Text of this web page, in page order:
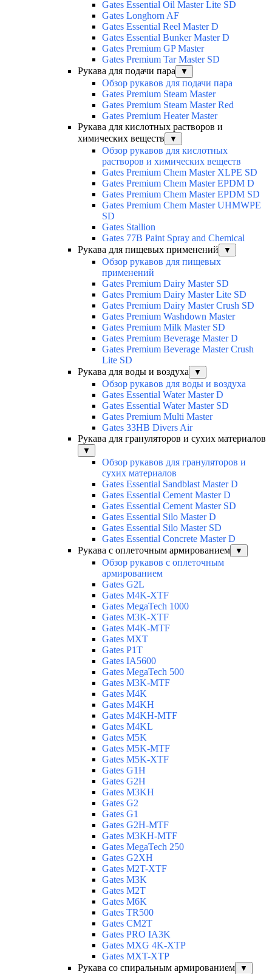
Gates Essential Oil Master Lite SD
Gates Longhorn AF
Gates Essential Reel Master D
Gates Essential Bunker Master D
Gates Premium GP Master
Gates Premium Tar Master SD
Рукава для подачи пара
▼
Обзор рукавов для подачи пара
Gates Premium Steam Master
Gates Premium Steam Master Red
Gates Premium Heater Master
Рукава для кислотных растворов и
химических веществ
▼
Обзор рукавов для кислотных
растворов и химических веществ
Gates Premium Chem Master XLPE SD
Gates Premium Chem Master EPDM D
Gates Premium Chem Master EPDM SD
Gates Premium Chem Master UHMWPE
SD
Gates Stallion
Gates 77B Paint Spray and Chemical
Рукава для пищевых применений
▼
Обзор рукавов для пищевых
применений
Gates Premium Dairy Master SD
Gates Premium Dairy Master Lite SD
Gates Premium Dairy Master Crush SD
Gates Premium Washdown Master
Gates Premium Milk Master SD
Gates Premium Beverage Master D
Gates Premium Beverage Master Crush
Lite SD
Рукава для воды и воздуха
▼
Обзор рукавов для воды и воздуха
Gates Essential Water Master D
Gates Essential Water Master SD
Gates Premium Multi Master
Gates 33HB Divers Air
Рукава для грануляторов и сухих материалов
▼
Обзор рукавов для грануляторов и
сухих материалов
Gates Essential Sandblast Master D
Gates Essential Cement Master D
Gates Essential Cement Master SD
Gates Essential Silo Master D
Gates Essential Silo Master SD
Gates Essential Concrete Master D
Рукава с оплеточным армированием
▼
Обзор рукавов с оплеточным
армированием
Gates G2L
Gates M4K-XTF
Gates MegaTech 1000
Gates M3K-XTF
Gates M4K-MTF
Gates MXT
Gates P1T
Gates IA5600
Gates MegaTech 500
Gates M3K-MTF
Gates M4K
Gates M4KH
Gates M4KH-MTF
Gates M4KL
Gates M5K
Gates M5K-MTF
Gates M5K-XTF
Gates G1H
Gates G2H
Gates M3KH
Gates G2
Gates G1
Gates G2H-MTF
Gates M3KH-MTF
Gates MegaTech 250
Gates G2XH
Gates M2T-XTF
Gates M3K
Gates M2T
Gates M6K
Gates TR500
Gates CM2T
Gates PRO IA3K
Gates MXG 4K-XTP
Gates MXT-XTP
Рукава со спиральным армированием
▼